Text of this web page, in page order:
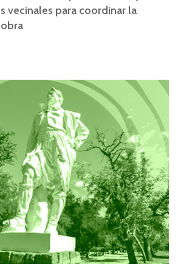
vecinales para coordinar la